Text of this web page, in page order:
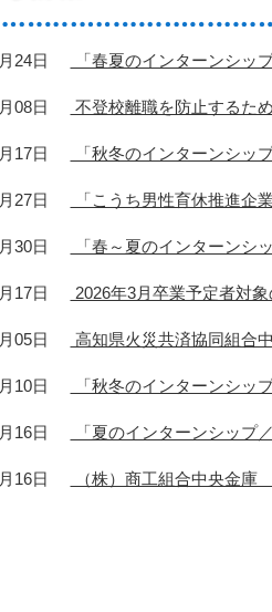
24日 「春夏のインターンシッ
08日 不登校離職を防止するた
17日 「秋冬のインターンシッ
27日 「こうち男性育休推進企
30日 「春～夏のインターンシ
17日 2026年3月卒業予定者対
05日 高知県火災共済協同組合
10日 「秋冬のインターンシッ
16日 「夏のインターンシップ
16日 （株）商工組合中央金庫